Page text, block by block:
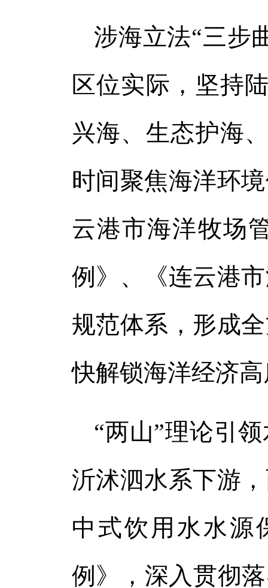
涉海立法“三步
区位实际，坚持
兴海、生态护海
时间聚焦海洋环
云港市海洋牧场
例》、《连云港
规范体系，形成
快解锁海洋经济
“两山”理论引
沂沭泗水系下游
中式饮用水水源
例》，深入贯彻